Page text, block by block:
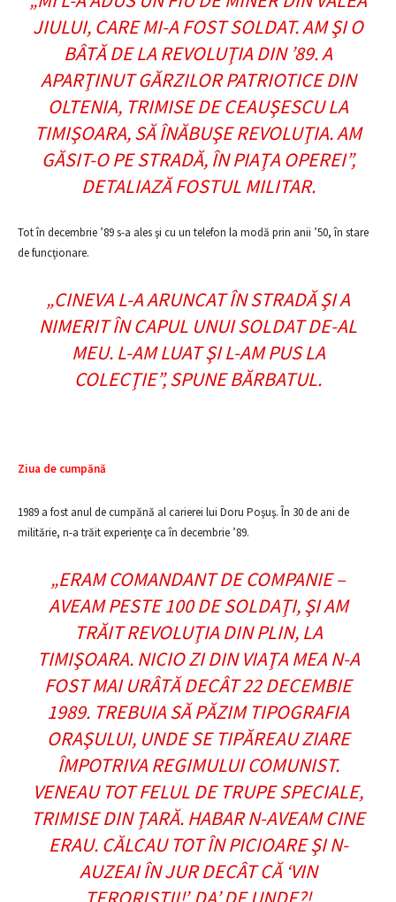
JIULUI, CARE MI-A FOST SOLDAT. AM ŞI O
BÂTĂ DE LA REVOLUŢIA DIN ’89. A
APARŢINUT GĂRZILOR PATRIOTICE DIN
OLTENIA, TRIMISE DE CEAUŞESCU LA
TIMIŞOARA, SĂ ÎNĂBUŞE REVOLUŢIA. AM
GĂSIT-O PE STRADĂ, ÎN PIAŢA OPEREI”,
DETALIAZĂ FOSTUL MILITAR.
Tot în decembrie ’89 s-a ales şi cu un telefon la modă prin anii ’50, în stare
de funcţionare.
„CINEVA L-A ARUNCAT ÎN STRADĂ ŞI A
NIMERIT ÎN CAPUL UNUI SOLDAT DE-AL
MEU. L-AM LUAT ŞI L-AM PUS LA
COLECŢIE”, SPUNE BĂRBATUL.
Ziua de cumpănă
1989 a fost anul de cumpănă al carierei lui Doru Poşuş. În 30 de ani de
militărie, n-a trăit experienţe ca în decembrie ’89.
„ERAM COMANDANT DE COMPANIE –
AVEAM PESTE 100 DE SOLDAŢI, ŞI AM
TRĂIT REVOLUŢIA DIN PLIN, LA
TIMIŞOARA. NICIO ZI DIN VIAŢA MEA N-A
FOST MAI URÂTĂ DECÂT 22 DECEMBIE
1989. TREBUIA SĂ PĂZIM TIPOGRAFIA
ORAŞULUI, UNDE SE TIPĂREAU ZIARE
ÎMPOTRIVA REGIMULUI COMUNIST.
VENEAU TOT FELUL DE TRUPE SPECIALE,
TRIMISE DIN ŢARĂ. HABAR N-AVEAM CINE
ERAU. CĂLCAU TOT ÎN PICIOARE ŞI N-
AUZEAI ÎN JUR DECÂT CĂ ‘VIN